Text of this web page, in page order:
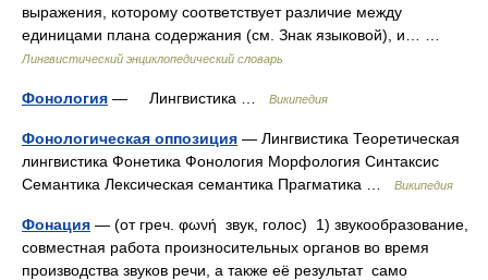
выражения, которому соответствует различие между
единицами плана содержания (см. Знак языковой), и… …
Лингвистический энциклопедический словарь
Фонология — Лингвистика … Википедия
Фонологическая оппозиция — Лингвистика Теоретическая
лингвистика Фонетика Фонология Морфология Синтаксис
Семантика Лексическая семантика Прагматика …
Википедия
Фонация — (от греч. φωνή звук, голос) 1) звукообразование,
совместная работа произносительных органов во время
производства звуков речи, а также её результат само